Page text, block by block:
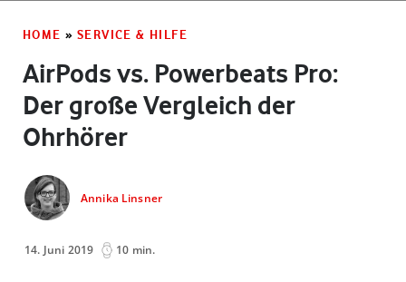
HOME » SERVICE & HILFE
AirPods vs. Powerbeats Pro:
Der große Vergleich der
Ohrhörer
Annika Linsner
14. Juni 2019 10 min.